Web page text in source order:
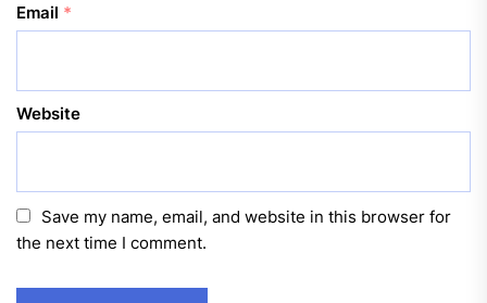
Email *
Website
Save my name, email, and website in this browser for
the next time I comment.